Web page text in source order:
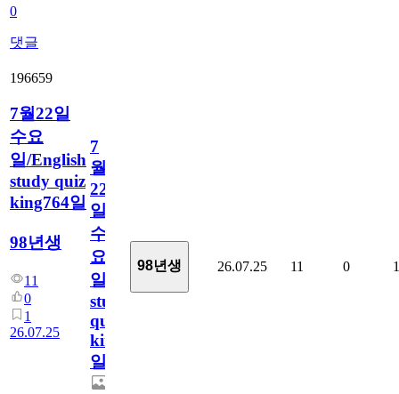
0
댓글
196659
7월22일
수요
일/English
study quiz
king764일
98년생
11
0
1
26.07.25
7
월
22
일
수
요
일/English
study
quiz
king764
일
98년생 26.07.25 11 0 1